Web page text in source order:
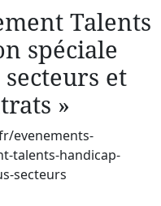
Talents
spéciale
secteurs et
»
evenements-
talents-handicap-
secteurs